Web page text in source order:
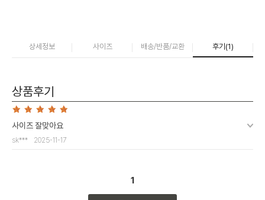
상세정보 사이즈 배송/반품/교환 후기(1)
상품후기
사이즈 잘맞아요
sk*** 2025-11-17
1